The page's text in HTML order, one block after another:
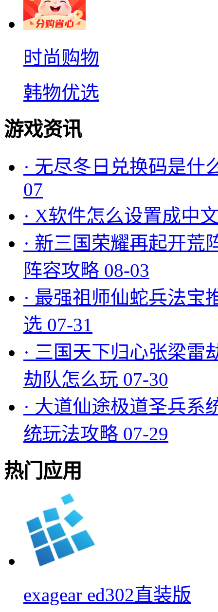
时尚购物
韩物优选
游戏资讯
· 无尽冬日兑换码是什
07
· X软件怎么设置成中
· 新三国荣耀再起开荒
阵容攻略 08-03
· 最强祖师仙蛇兵法宝
选 07-31
· 三国天下归心张梁雷
劫队怎么玩 07-30
· 大道仙途极道圣兵系
统玩法攻略 07-29
热门应用
exagear ed302直装版